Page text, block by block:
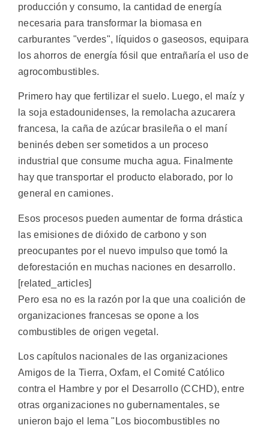
producción y consumo, la cantidad de energía
necesaria para transformar la biomasa en
carburantes "verdes", líquidos o gaseosos, equipara
los ahorros de energía fósil que entrañaría el uso de
agrocombustibles.
Primero hay que fertilizar el suelo. Luego, el maíz y
la soja estadounidenses, la remolacha azucarera
francesa, la caña de azúcar brasileña o el maní
beninés deben ser sometidos a un proceso
industrial que consume mucha agua. Finalmente
hay que transportar el producto elaborado, por lo
general en camiones.
Esos procesos pueden aumentar de forma drástica
las emisiones de dióxido de carbono y son
preocupantes por el nuevo impulso que tomó la
deforestación en muchas naciones en desarrollo.
[related_articles]
Pero esa no es la razón por la que una coalición de
organizaciones francesas se opone a los
combustibles de origen vegetal.
Los capítulos nacionales de las organizaciones
Amigos de la Tierra, Oxfam, el Comité Católico
contra el Hambre y por el Desarrollo (CCHD), entre
otras organizaciones no gubernamentales, se
unieron bajo el lema "Los biocombustibles no